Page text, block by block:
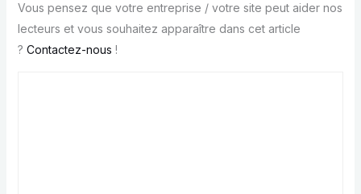
Vous pensez que votre entreprise / votre site peut aider nos
lecteurs et vous souhaitez apparaître dans cet article
? Contactez-nous !